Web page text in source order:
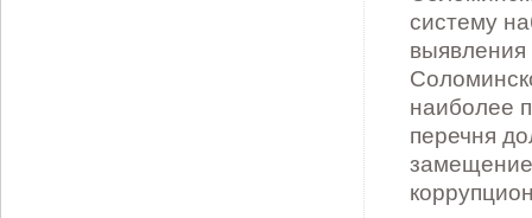
систему
наиболее
перечня
замещение